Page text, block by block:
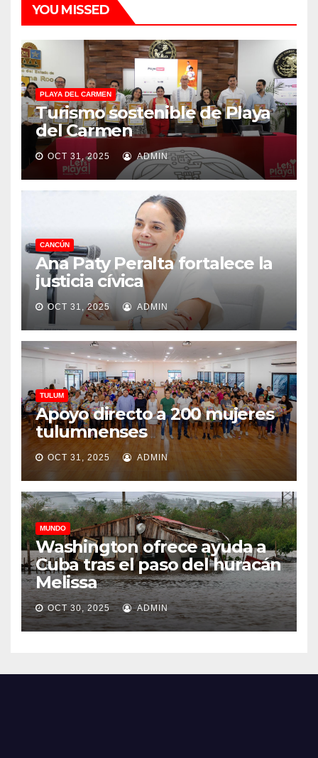
YOU MISSED
PLAYA DEL CARMEN
Turismo sostenible de Playa
del Carmen
OCT 31, 2025 ADMIN
CANCÚN
Ana Paty Peralta fortalece la
justicia cívica
OCT 31, 2025 ADMIN
TULUM
Apoyo directo a 200 mujeres
tulumnenses
OCT 31, 2025 ADMIN
MUNDO
Washington ofrece ayuda a
Cuba tras el paso del huracán
Melissa
OCT 30, 2025 ADMIN